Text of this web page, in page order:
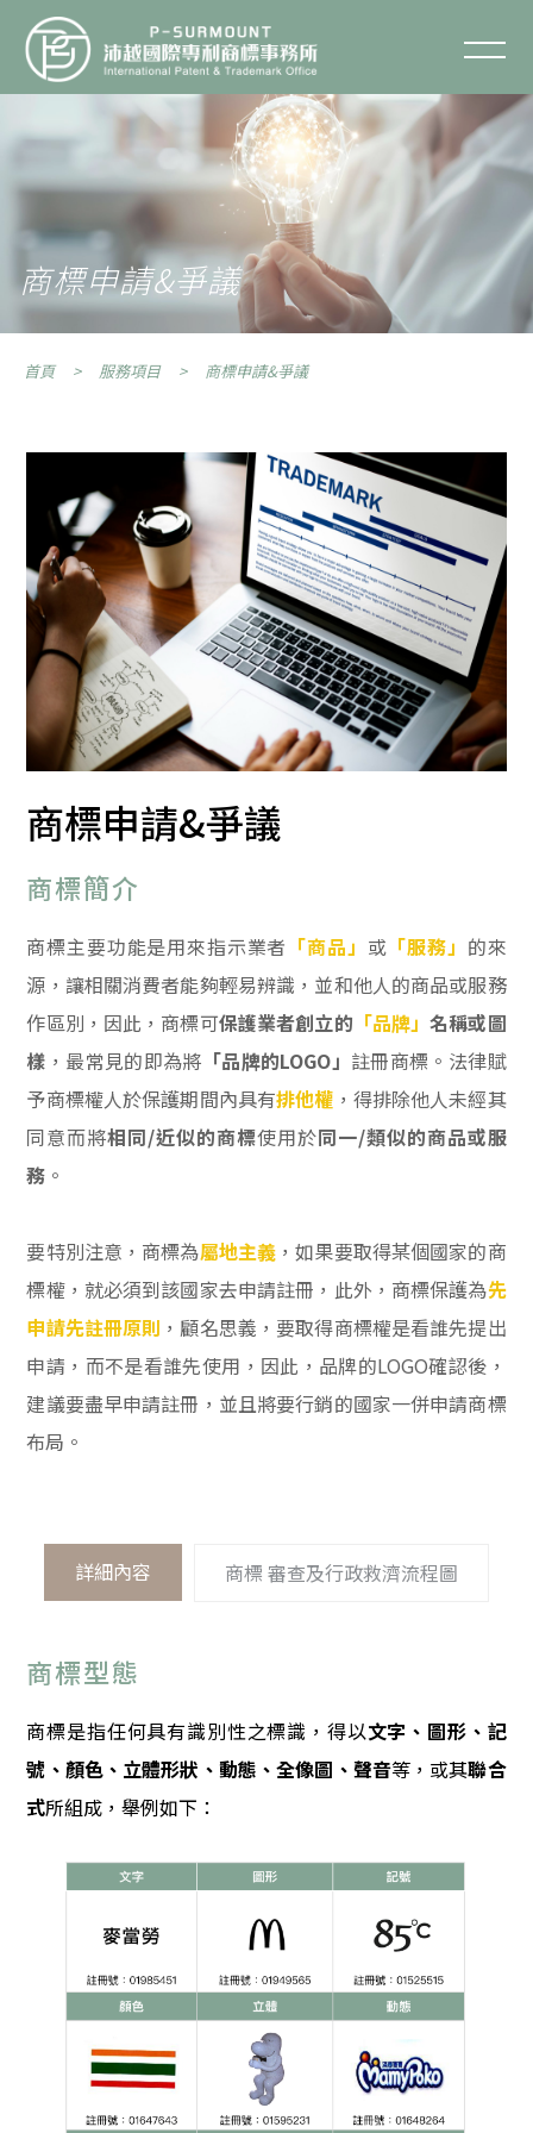
商標申請&爭議
關於沛越
服務項目
服務流程
智財專欄
智財Q&A
最新消息
聯絡我們
商標申請&爭議
首頁 服務項目 商標申請&爭議
商標申請&爭議
商標簡介
商標主要功能是用來指示業者 「商品」 或 「服務」 的來
源，讓相關消費者能夠輕易辨識，並和他人的商品或服務
作區別，因此，商標可保護業者創立的 「品牌」名稱或圖
樣 ，最常見的即為將 「品牌的LOGO」 註冊商標。法律賦
予商標權人於保護期間內具有排他權 ，得排除他人未經其
同意而將相同/近似的商標使用於同一/類似的商品或服
務 。
要特別注意，商標為屬地主義 ，如果要取得某個國家的商
標權，就必須到該國家去申請註冊，此外，商標保護為先
申請先註冊原則 ，顧名思義，要取得商標權是看誰先提出
申請，而不是看誰先使用，因此，品牌的LOGO確認後，
建議要盡早申請註冊，並且將要行銷的國家一併申請商標
布局。
詳細內容 商標 審查及行政救濟流程圖
商標型態
商標是指任何具有識別性之標識，得以文字、圖形、記
號、顏色、立體形狀、動態、全像圖、聲音等，或其聯合
式所組成，舉例如下：